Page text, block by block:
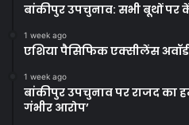
बांकीपुर उपचुनाव: सभी बूथों पर
1 week ago
एशिया पैसिफिक एक्सीलेंस
1 week ago
बांकीपुर उपचुनाव पर राजद का
गंभीर आरोप’